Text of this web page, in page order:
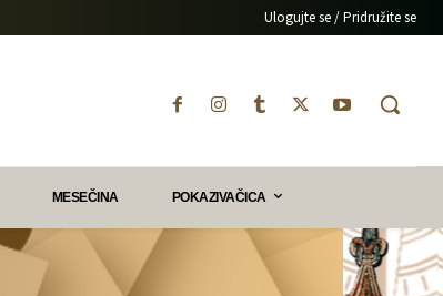
Ulogujte se / Pridružite se
MESEČINA POKAZIVAČICA